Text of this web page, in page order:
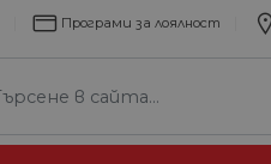
Програми за лоялност